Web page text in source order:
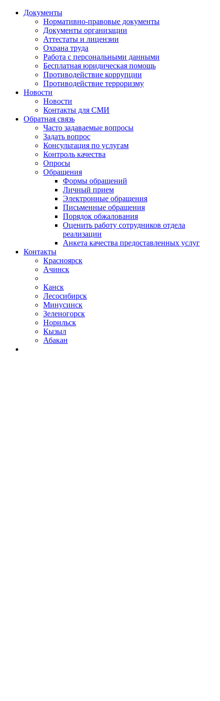
Документы
Нормативно-правовые документы
Документы организации
Аттестаты и лицензии
Охрана труда
Работа с персональными данными
Бесплатная юридическая помощь
Противодействие коррупции
Противодействие терроризму
Новости
Новости
Контакты для СМИ
Обратная связь
Часто задаваемые вопросы
Задать вопрос
Консультация по услугам
Контроль качества
Опросы
Обращения
Формы обращений
Личный прием
Электронные обращения
Письменные обращения
Порядок обжалования
Оценить работу сотрудников отдела
реализации
Анкета качества предоставленных услуг
Контакты
Красноярск
Ачинск
Канск
Лесосибирск
Минусинск
Зеленогорск
Норильск
Кызыл
Абакан